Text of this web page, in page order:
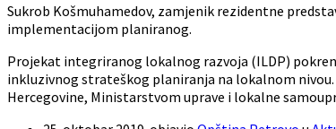
Sukrob Košmuhamedov, zamjenik rezidentne
implementacijom planiranog.
Projekat integriranog lokalnog razvoja (ILDP)
inkluzivnog strateškog planiranja na lokalnom
Hercegovine, Ministarstvom uprave i lokalne